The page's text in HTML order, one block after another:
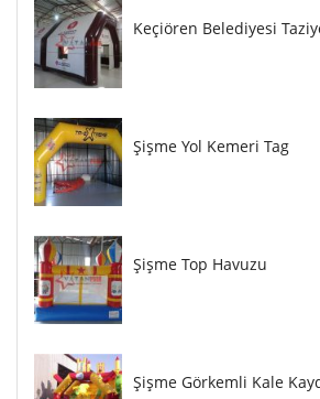
Keçiören Belediyesi
Şişme Yol Kemeri Tag
Şişme Top Havuzu
Şişme Görkemli Kale